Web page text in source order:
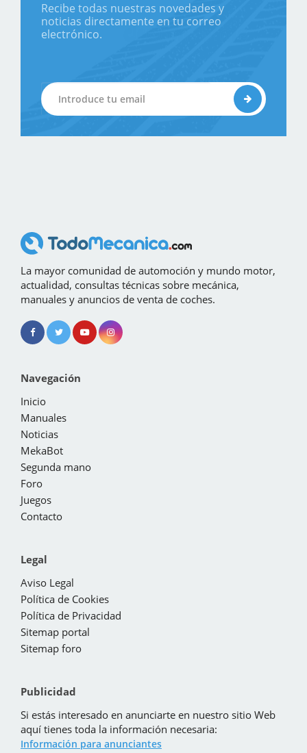
Recibe todas nuestras novedades y
noticias directamente en tu correo
electrónico.
La mayor comunidad de automoción y mundo motor,
actualidad, consultas técnicas sobre mecánica,
manuales y anuncios de venta de coches.
Navegación
Inicio
Manuales
Noticias
MekaBot
Segunda mano
Foro
Juegos
Contacto
Legal
Aviso Legal
Política de Cookies
Política de Privacidad
Sitemap portal
Sitemap foro
Publicidad
Si estás interesado en anunciarte en nuestro sitio Web
aquí tienes toda la información necesaria:
Información para anunciantes